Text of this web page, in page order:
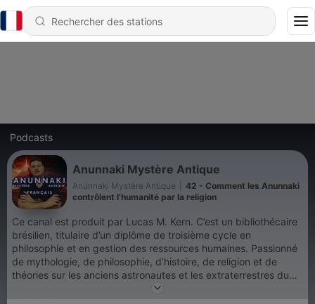
Podcasts
Anunnaki Mystère Antique
Anunnaki Mystère Antique
42 - Comment les Anunnaki
contrôlent l’humanité par la religion
Ce canal est produit par Lucas M. Kern. C’est un bibliothécaire
brésilien, titulaire d’un diplôme de troisième cycle en
philosophie et en gestion des ressources humaines. Passionné
de mythologie, de philosophie, d’histoire, de religion et de
théories sur les anciens astronautes et les extraterrestres du